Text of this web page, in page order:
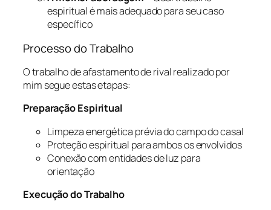
espiritual é mais adequado para seu caso
específico
Processo do Trabalho
O trabalho de afastamento de rival realizado por
mim segue estas etapas:
Preparação Espiritual
Limpeza energética prévia do campo do casal
Proteção espiritual para ambos os envolvidos
Conexão com entidades de luz para
orientação
Execução do Trabalho